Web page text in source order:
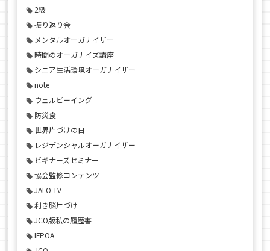
2級
振り返り会
メンタルオーガナイザー
時間のオーガナイズ講座
シニア生活環境オーガナイザー
note
ウェルビーイング
防災食
世界片づけの日
レジデンシャルオーガナイザー
ビギナーズセミナー
協会監修コンテンツ
JALO-TV
利き脳片づけ
JCO版私の履歴書
IFPOA